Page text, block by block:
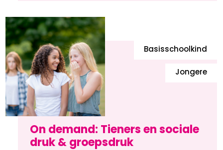
On demand: Tieners en sociale
druk & groepsdruk
Basisschoolkind
Jongere